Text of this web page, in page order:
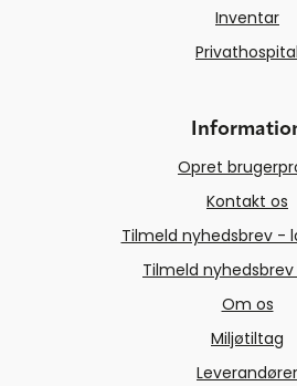
Inventar
Privathospital
Opret
Kontakt os
Tilmeld nyhedsbrev -
Tilmeld
Om os
Miljøtiltag
Leverandører